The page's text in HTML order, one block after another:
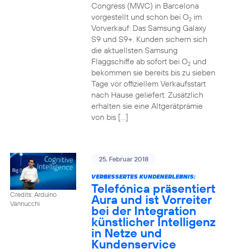
Congress (MWC) in Barcelona
vorgestellt und schon bei O2im
Vorverkauf: Das Samsung Galaxy
S9 und S9+. Kunden sichern sich
die aktuellsten Samsung
Flaggschiffe ab sofort bei O2und
bekommen sie bereits bis zu sieben
Tage vor offiziellem Verkaufsstart
nach Hause geliefert. Zusätzlich
erhalten sie eine Altgerätprämie
von bis […]
Credits: Arduino
Vannucchi
25. Februar 2018
VERBESSERTES KUNDENERLEBNIS:
Telefónica präsentiert
Aura und ist Vorreiter
bei der Integration
künstlicher Intelligenz
in Netze und
Kundenservice